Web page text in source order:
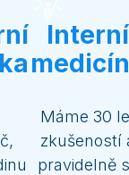
Interní
Máme 30
zkušeností
pravidelně